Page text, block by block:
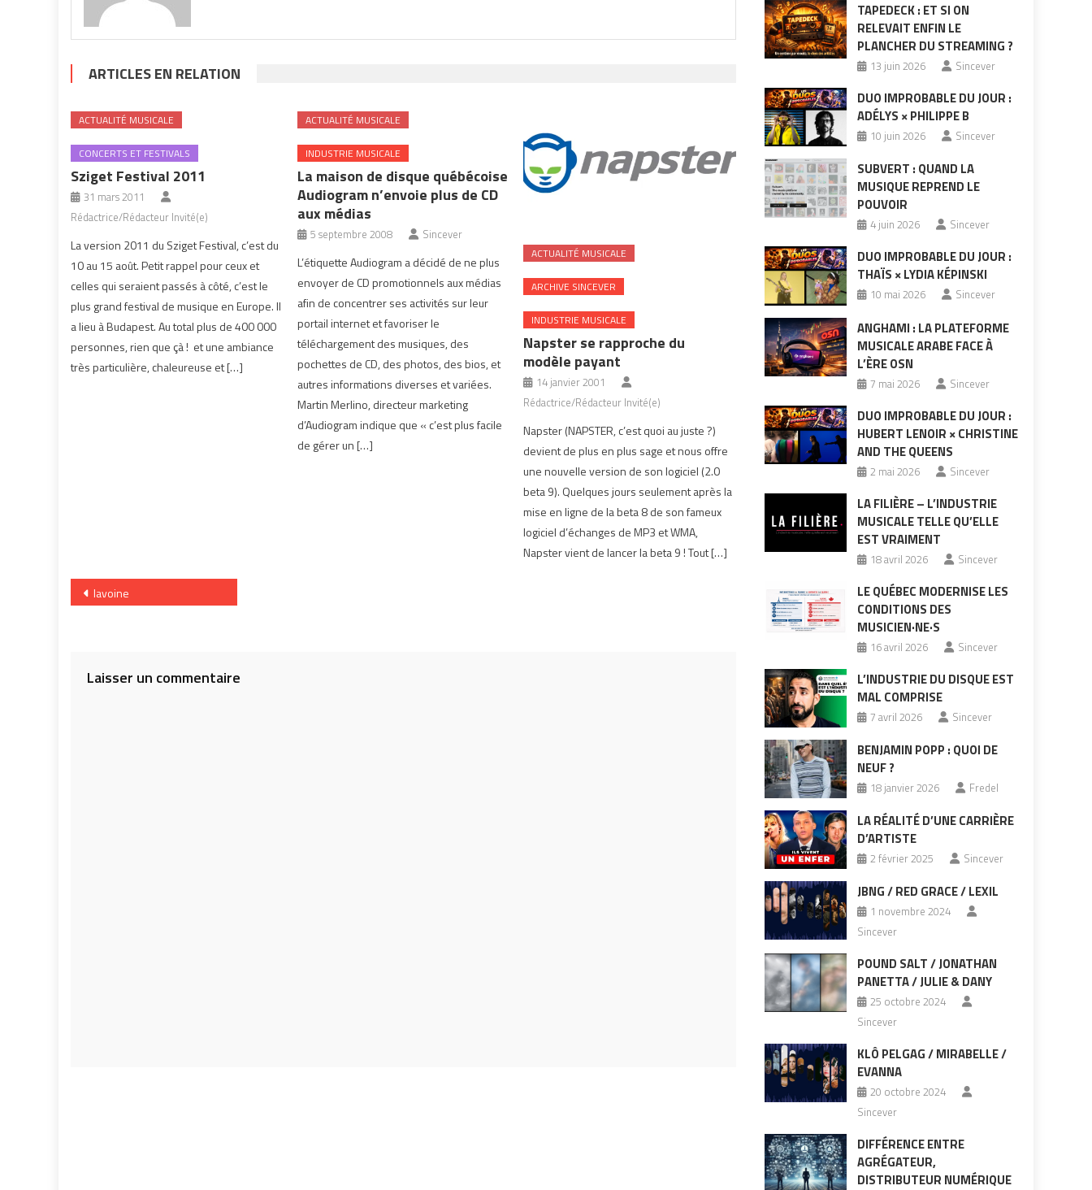
ARTICLES EN RELATION
ACTUALITÉ MUSICALE
CONCERTS ET FESTIVALS
Sziget Festival 2011
31 mars 2011
Rédactrice/Rédacteur Invité(e)
La version 2011 du Sziget Festival, c’est du
10 au 15 août. Petit rappel pour ceux et
celles qui seraient passés à côté, c’est le
plus grand festival de musique en Europe. Il
a lieu à Budapest. Au total plus de 400 000
personnes, rien que çà ! et une ambiance
très particulière, chaleureuse et […]
ACTUALITÉ MUSICALE
INDUSTRIE MUSICALE
La maison de disque québécoise
Audiogram n’envoie plus de CD
aux médias
5 septembre 2008 Sincever
L’étiquette Audiogram a décidé de ne plus
envoyer de CD promotionnels aux médias
afin de concentrer ses activités sur leur
portail internet et favoriser le
téléchargement des musiques, des
pochettes de CD, des photos, des bios, et
autres informations diverses et variées.
Martin Merlino, directeur marketing
d’Audiogram indique que « c’est plus facile
de gérer un […]
ACTUALITÉ MUSICALE
ARCHIVE SINCEVER
INDUSTRIE MUSICALE
Napster se rapproche du
modèle payant
14 janvier 2001
Rédactrice/Rédacteur Invité(e)
Napster (NAPSTER, c’est quoi au juste ?)
devient de plus en plus sage et nous offre
une nouvelle version de son logiciel (2.0
beta 9). Quelques jours seulement après la
mise en ligne de la beta 8 de son fameux
logiciel d’échanges de MP3 et WMA,
Napster vient de lancer la beta 9 ! Tout […]
Navigation
lavoine
Laisser un commentaire
TAPEDECK : ET SI ON
RELEVAIT ENFIN LE
PLANCHER DU STREAMING ?
13 juin 2026 Sincever
DUO IMPROBABLE DU JOUR :
ADÉLYS × PHILIPPE B
10 juin 2026 Sincever
SUBVERT : QUAND LA
MUSIQUE REPREND LE
POUVOIR
4 juin 2026 Sincever
DUO IMPROBABLE DU JOUR :
THAÏS × LYDIA KÉPINSKI
10 mai 2026 Sincever
ANGHAMI : LA PLATEFORME
MUSICALE ARABE FACE À
L’ÈRE OSN
7 mai 2026 Sincever
DUO IMPROBABLE DU JOUR :
HUBERT LENOIR × CHRISTINE
AND THE QUEENS
2 mai 2026 Sincever
LA FILIÈRE – L’INDUSTRIE
MUSICALE TELLE QU’ELLE
EST VRAIMENT
18 avril 2026 Sincever
LE QUÉBEC MODERNISE LES
CONDITIONS DES
MUSICIEN·NE·S
16 avril 2026 Sincever
L’INDUSTRIE DU DISQUE EST
MAL COMPRISE
7 avril 2026 Sincever
BENJAMIN POPP : QUOI DE
NEUF ?
18 janvier 2026 Fredel
LA RÉALITÉ D’UNE CARRIÈRE
D’ARTISTE
2 février 2025 Sincever
JBNG / RED GRACE / LEXIL
1 novembre 2024
Sincever
POUND SALT / JONATHAN
PANETTA / JULIE & DANY
25 octobre 2024
Sincever
KLÔ PELGAG / MIRABELLE /
EVANNA
20 octobre 2024
Sincever
DIFFÉRENCE ENTRE
AGRÉGATEUR,
DISTRIBUTEUR NUMÉRIQUE